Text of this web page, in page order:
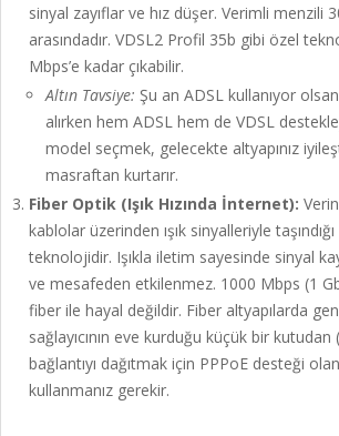
sinyal zayıflar ve hız düşer. Verimli menzili
arasındadır. VDSL2 Profil 35b gibi özel
Mbps’e kadar çıkabilir.
Altın Tavsiye: Şu an ADSL kullanıyor
alırken hem ADSL hem de VDSL
model seçmek, gelecekte altyapınız
masraftan kurtarır.
Fiber Optik (Işık Hızında İnternet):
kablolar üzerinden ışık sinyalleriyle
teknolojidir. Işıkla iletim sayesinde sinyal
ve mesafeden etkilenmez. 1000 Mbps (1
fiber ile hayal değildir. Fiber altyapılarda
sağlayıcının eve kurduğu küçük bir
bağlantıyı dağıtmak için PPPoE desteği
kullanmanız gerekir.